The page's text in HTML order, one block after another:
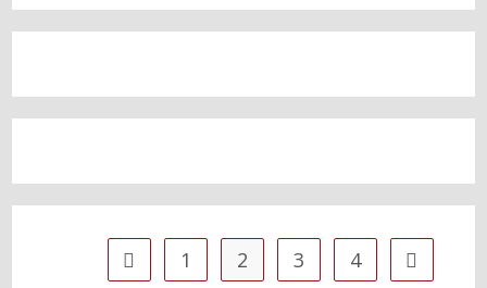
Zur vorherigen Seite
1 2 3 4 Zur